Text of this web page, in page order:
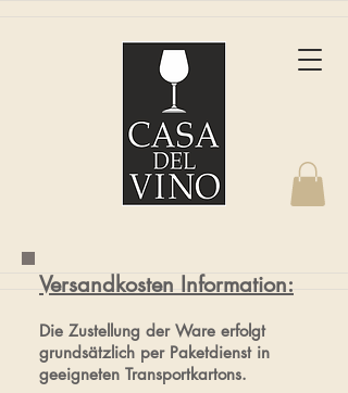
Versandkosten Information:
Die Zustellung der Ware erfolgt
grundsätzlich per Paketdienst in
geeigneten Transportkartons.